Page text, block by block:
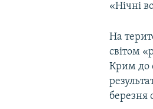
«Нічні
На
світом
Крим до
березня